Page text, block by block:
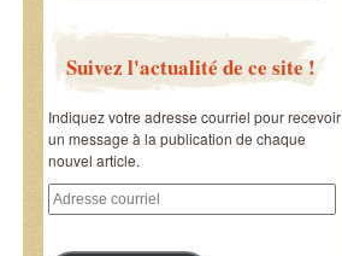
Suivez l'actualité de ce site !
Indiquez votre adresse courriel pour recevoir
un message à la publication de chaque
nouvel article.
Adresse
courriel